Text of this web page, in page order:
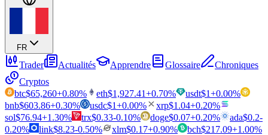
FR
Trader Actualités Apprendre Glossaire
Chroniques
Cryptos
btc$65,260+0.80% eth$1,927.41+0.70% usdt$1+0.00%
bnb$603.86+0.30% usdc$1+0.00% xrp$1.04+0.20%
sol$76.94+1.30% trx$0.33-0.10% doge$0.07+0.20% ada$0.2-
0.20% link$8.23-0.50% xlm$0.17+0.90% bch$217.09+1.00%